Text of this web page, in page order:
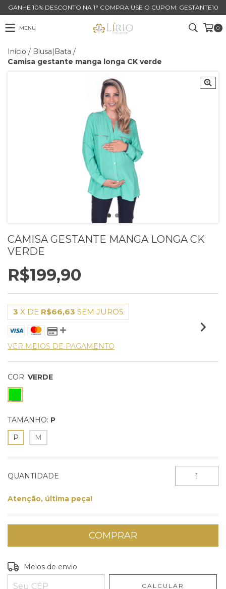
GANHE 10% DESCONTO NA 1° COMPRA USE O CUPOM: GESTANTE10
MENU 0
Início / Blusa|Bata /
Camisa gestante manga longa CK verde
CAMISA GESTANTE MANGA LONGA CK
VERDE
R$199,90
3 X DE R$66,63 SEM JUROS
VER MEIOS DE PAGAMENTO
COR: VERDE
TAMANHO: P
P
M
QUANTIDADE
Atenção, última peça!
Entregas para o CEP:
Meios de envio
CALCULAR